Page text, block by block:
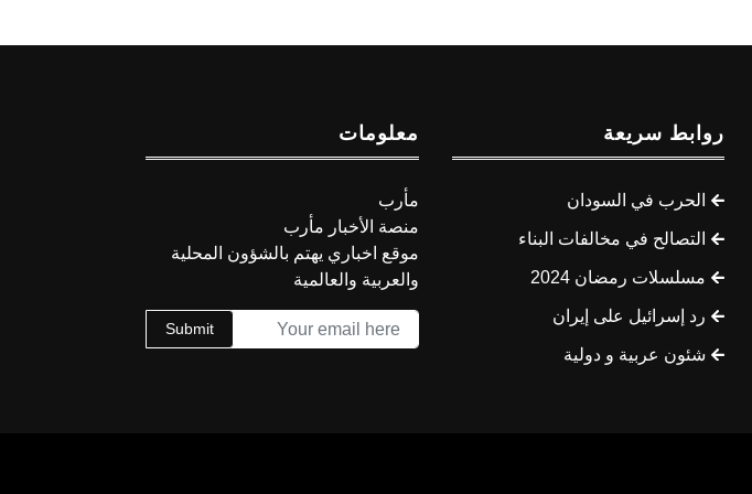
روابط سريعة
الحرب في السودان
التصالح في مخالفات البناء
مسلسلات رمضان 2024
رد إسرائيل على إيران
شئون عربية و دولية
معلومات
مأرب
منصة الأخبار مأرب
موقع اخباري يهتم بالشؤون المحلية
والعربية والعالمية
Submit